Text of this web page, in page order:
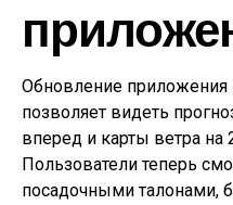
Обновление приложения
позволяет видеть
вперед и карты ветра на
Пользователи теперь
посадочными талонами,